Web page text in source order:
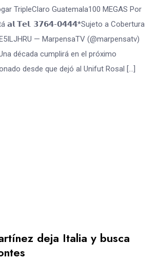
TripleClaro Guatemala100 MEGAS Por
𝗮𝗹 𝗧𝗲𝗹. 𝟯𝟳𝟲𝟰-𝟬𝟰𝟰𝟰*Sujeto a Cobertura
— MarpensaTV (@marpensatv)
década cumplirá en el próximo
desde que dejó al Unifut Rosal […]
deja Italia y busca